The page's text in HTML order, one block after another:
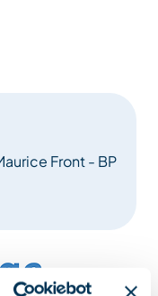
Front - BP